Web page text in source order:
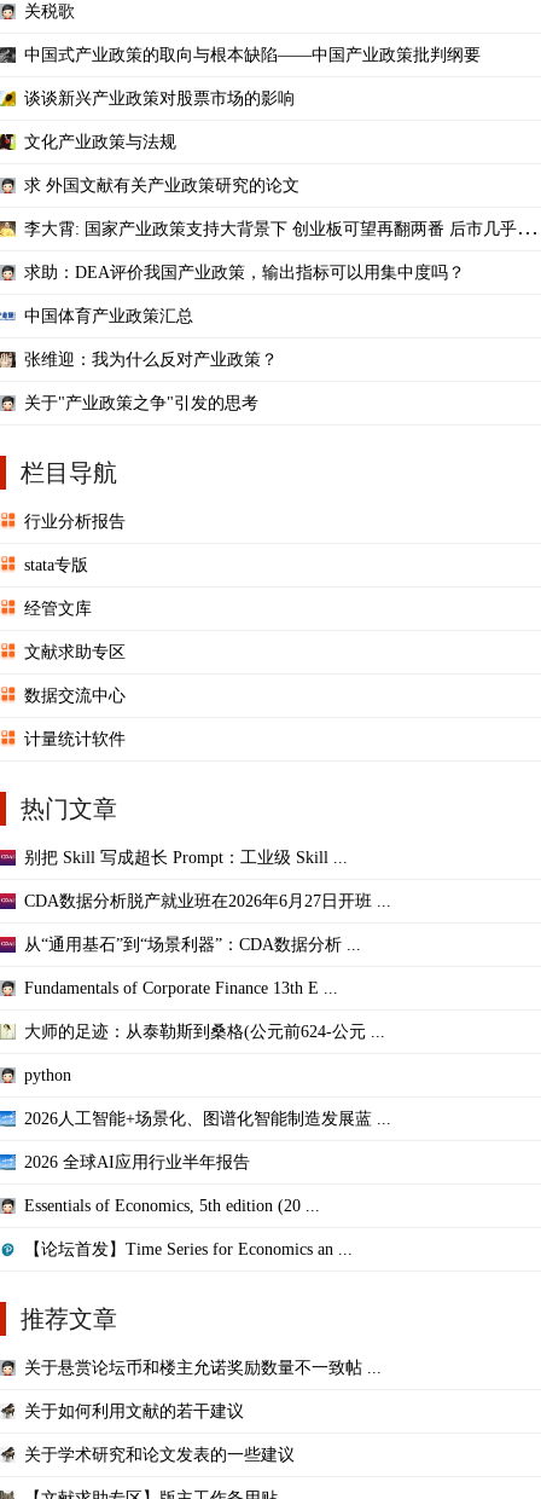
关税歌
中国式产业政策的取向与根本缺陷——中国产业政策批判纲要
谈谈新兴产业政策对股票市场的影响
文化产业政策与法规
求 外国文献有关产业政策研究的论文
李大霄: 国家产业政策支持大背景下 创业板可望再翻两番 后市几乎跌
求助：DEA评价我国产业政策，输出指标可以用集中度吗？
中国体育产业政策汇总
张维迎：我为什么反对产业政策？
关于"产业政策之争"引发的思考
栏目导航
行业分析报告
stata专版
经管文库
文献求助专区
数据交流中心
计量统计软件
热门文章
别把 Skill 写成超长 Prompt：工业级 Skill ...
CDA数据分析脱产就业班在2026年6月27日开班 ...
从“通用基石”到“场景利器”：CDA数据分析 ...
Fundamentals of Corporate Finance 13th E ...
大师的足迹：从泰勒斯到桑格(公元前624-公元 ...
python
2026人工智能+场景化、图谱化智能制造发展蓝 ...
2026 全球AI应用行业半年报告
Essentials of Economics, 5th edition (20 ...
【论坛首发】Time Series for Economics an ...
推荐文章
关于悬赏论坛币和楼主允诺奖励数量不一致帖 ...
关于如何利用文献的若干建议
关于学术研究和论文发表的一些建议